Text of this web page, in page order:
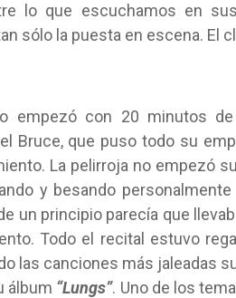
lo que escuchamos en
sólo la puesta en escena. El
empezó con 20 minutos
Bruce, que puso todo su
La pelirroja no empezó
y besando
un principio parecía que
Todo el recital estuvo
las canciones más jaleadas
álbum “Lungs”. Uno de los